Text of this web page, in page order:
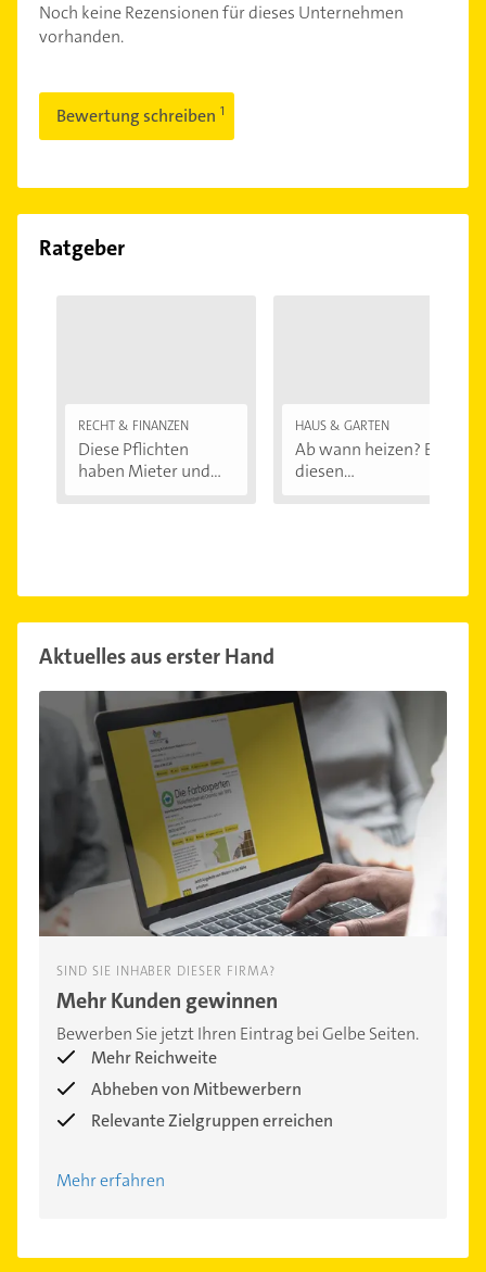
Noch keine Rezensionen für dieses Unternehmen
vorhanden.
Bewertung schreiben
Ratgeber
RECHT & FINANZEN
Diese Pflichten
haben Mieter und...
HAUS & GARTEN
Ab wann heizen? Bei
diesen
Aktuelles aus erster Hand
SIND SIE INHABER DIESER FIRMA?
Mehr Kunden gewinnen
Bewerben Sie jetzt Ihren Eintrag bei Gelbe Seiten.
Mehr Reichweite
Abheben von Mitbewerbern
Relevante Zielgruppen erreichen
Mehr erfahren